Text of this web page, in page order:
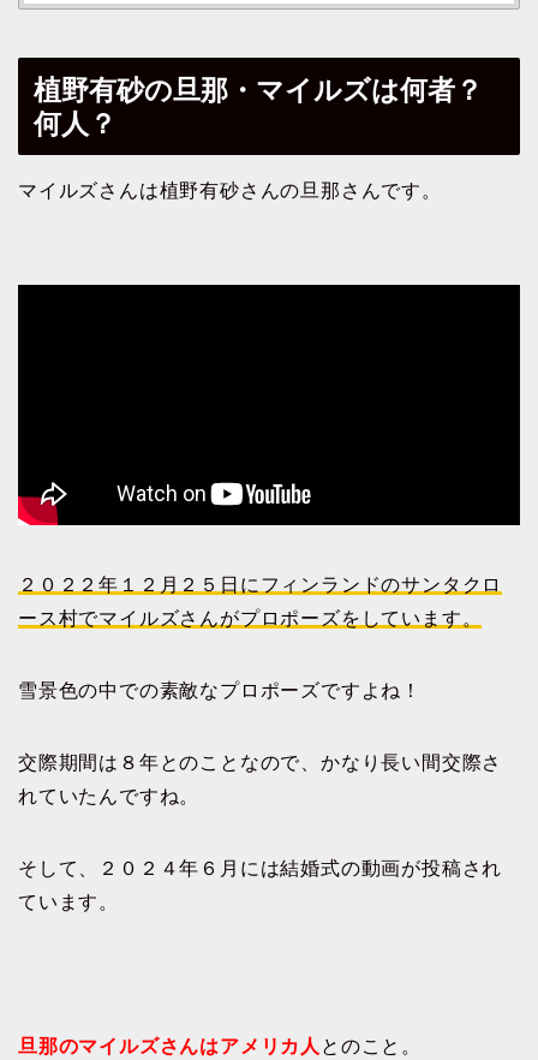
植野有砂の旦那・マイルズは何者？
何人？
マイルズさんは植野有砂さんの旦那さんです。
２０２２年１２月２５日にフィンランドのサンタクロ
ース村でマイルズさんがプロポーズをしています。
雪景色の中での素敵なプロポーズですよね！
交際期間は８年とのことなので、かなり長い間交際さ
れていたんですね。
そして、２０２４年６月には結婚式の動画が投稿され
ています。
旦那のマイルズさんはアメリカ人 とのこと。